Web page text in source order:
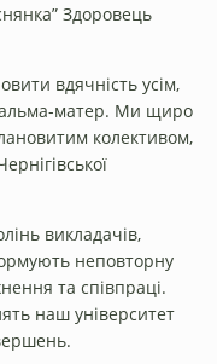
Здоровець
вдячність усім,
матер. Ми щиро
колективом,
викладачів,
неповторну
та співпраці.
наш університет